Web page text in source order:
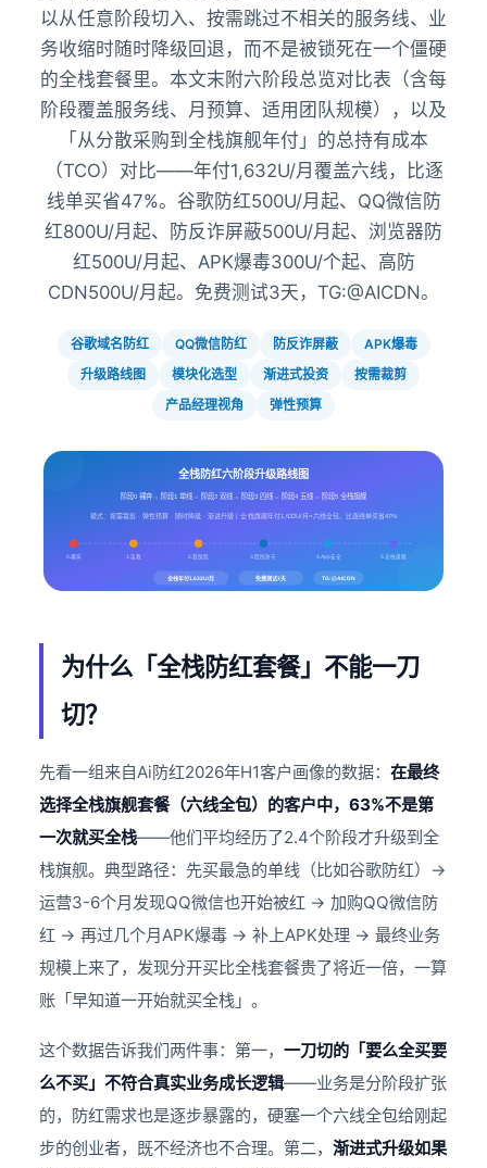
以从任意阶段切入、按需跳过不相关的服务线、业
务收缩时随时降级回退，而不是被锁死在一个僵硬
的全栈套餐里。本文末附六阶段总览对比表（含每
阶段覆盖服务线、月预算、适用团队规模），以及
「从分散采购到全栈旗舰年付」的总持有成本
（TCO）对比——年付1,632U/月覆盖六线，比逐
线单买省47%。谷歌防红500U/月起、QQ微信防
红800U/月起、防反诈屏蔽500U/月起、浏览器防
红500U/月起、APK爆毒300U/个起、高防
CDN500U/月起。免费测试3天，TG:@AICDN。
谷歌域名防红 QQ微信防红 防反诈屏蔽
APK爆毒
升级路线图
模块化选型 渐进式投资
按需裁剪
产品经理视角
弹性预算
全栈防红六阶段升级路线图
阶段0 裸奔→ 阶段1 单线→ 阶段2 双线→ 阶段3 四线→ 阶段4 五线→ 阶段5 全栈旗舰
模式：按需裁剪 · 弹性预算 · 随时降级 · 渐进升级 | 全栈旗舰年付1,632U/月=六线全包，比逐线单买省47%
0.裸奔 1.急救 2.双保险 3.四线防守 4.App安全 5.全栈旗舰
全栈年付1,632U/月 免费测试3天 TG:@AICDN
为什么「全栈防红套餐」不能一刀
切？
先看一组来自Ai防红2026年H1客户画像的数据：在最终
选择全栈旗舰套餐（六线全包）的客户中，63%不是第
一次就买全栈——他们平均经历了2.4个阶段才升级到全
栈旗舰。典型路径：先买最急的单线（比如谷歌防红）→
运营3-6个月发现QQ微信也开始被红 → 加购QQ微信防
红 → 再过几个月APK爆毒 → 补上APK处理 → 最终业务
规模上来了，发现分开买比全栈套餐贵了将近一倍，一算
账「早知道一开始就买全栈」。
这个数据告诉我们两件事：第一，一刀切的「要么全买要
么不买」不符合真实业务成长逻辑——业务是分阶段扩张
的，防红需求也是逐步暴露的，硬塞一个六线全包给刚起
步的创业者，既不经济也不合理。第二，渐进式升级如果